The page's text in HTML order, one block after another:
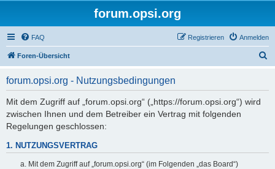
forum.opsi.org
FAQ Anmelden
Registrieren
Foren-Übersicht
forum.opsi.org - Nutzungsbedingungen
Mit dem Zugriff auf „forum.opsi.org“ („https://forum.opsi.org“) wird
zwischen Ihnen und dem Betreiber ein Vertrag mit folgenden
Regelungen geschlossen:
1. NUTZUNGSVERTRAG
Mit dem Zugriff auf „forum.opsi.org“ (im Folgenden „das Board“)